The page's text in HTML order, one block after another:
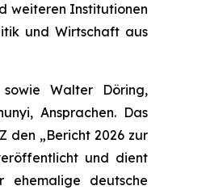
weiteren Institutionen
und Wirtschaft aus
Walter Döring,
Ansprachen. Das
den „Bericht 2026 zur
und dient
ehemalige deutsche